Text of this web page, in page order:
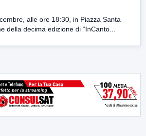
alle ore 18:30, in Piazza Santa
della decima edizione di “InCanto...